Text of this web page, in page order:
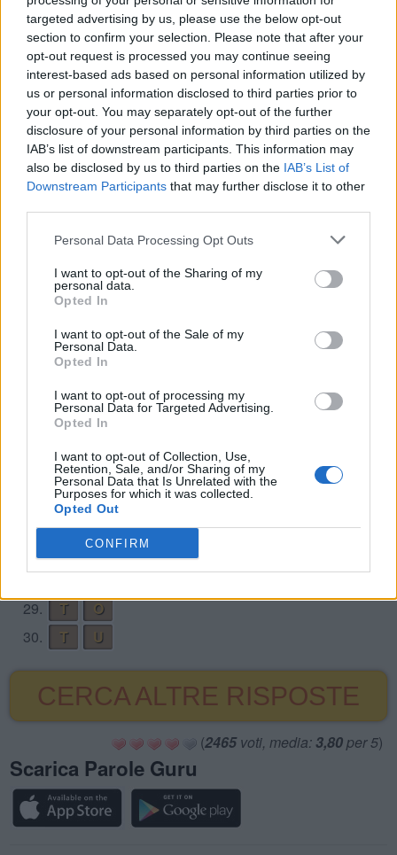
targeted advertising by us, please use the below opt-out
section to confirm your selection. Please note that after your
opt-out request is processed you may continue seeing
interest-based ads based on personal information utilized by
us or personal information disclosed to third parties prior to
your opt-out. You may separately opt-out of the further
disclosure of your personal information by third parties on the
IAB’s list of downstream participants. This information may
also be disclosed by us to third parties on the IAB’s List of
Downstream Participants that may further disclose it to other
Personal Data Processing Opt Outs
I want to opt-out of the Sharing of my
personal data.
Opted In
I want to opt-out of the Sale of my
Personal Data.
Opted In
I want to opt-out of processing my
Personal Data for Targeted Advertising.
Opted In
I want to opt-out of Collection, Use,
Retention, Sale, and/or Sharing of my
Personal Data that Is Unrelated with the
Purposes for which it was collected.
Opted Out
CONFIRM
8.
T O F
U
9.
T O R
T
10.
T O U
R
11.
T O U
T
12.
T R O
T
13.
U R T
O
14.
F O
R
15.
F R
O
F U
R
O F
T
O U
R
R O
T
T O
R
T U
O
T U
T
26. U F
O
27.
F
29.
T
O
30.
T U
CERCA ALTRE RISPOSTE
(2465voti, media: 3,80per 5)
Scarica Parole Guru